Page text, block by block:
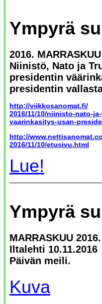
Ympyrä
2016.
Niinistö, Nato ja
presidentin
presidentin
http://viikkosanomat.fi/
2016/11/10/niinisto-nato-
vaarinkasitys-usan-
http://
2016/11/10/etusivu.html
Lue!
Ympyrä
MARRASKUU 2016.
Iltalehti 10.11.2016
Päivän meili.
Kuva